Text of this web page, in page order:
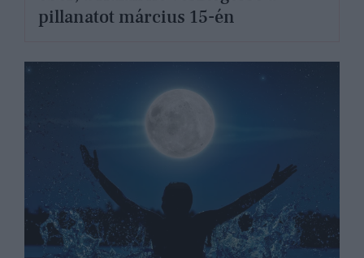
pillanatot március 15-én